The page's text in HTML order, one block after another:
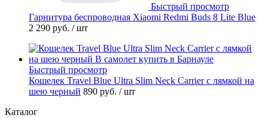
Быстрый просмотр
Гарнитура беспроводная Xiaomi Redmi Buds 8 Lite Blue
2 290 руб. / шт
Быстрый просмотр
Кошелек Travel Blue Ultra Slim Neck Carrier с лямкой на
шею черный 890 руб. / шт
Каталог